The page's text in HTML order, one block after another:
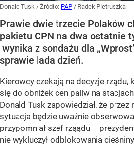
Donald Tusk / Źródło: PAP / Radek Pietruszka
Prawie dwie trzecie Polaków
pakietu CPN na dwa ostatnie
wynika z sondażu dla
sprawie lada dzień.
Kierowcy czekają na decyzje rządu,
się do obniżek cen paliw na
Donald Tusk zapowiedział, że
sytuacja będzie uważnie
przypomniał szef rząądu –
nie wykluczył odblokowania